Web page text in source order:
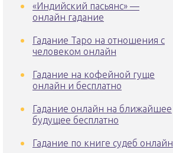
«Индийский пасьянс» —
онлайн гадание
Гадание Таро на отношения с
человеком онлайн
Гадание на кофейной гуще
онлайн и бесплатно
Гадание онлайн на ближайшее
будущее бесплатно
Гадание по книге судеб онлайн